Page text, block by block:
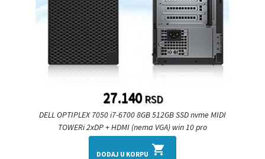
27.140RSD
DELL OPTIPLEX 7050 i7-6700 8GB 512GB SSD nvme MIDI
TOWERi 2xDP + HDMI (nema VGA) win 10 pro
DODAJ U KORPU shopping_cart